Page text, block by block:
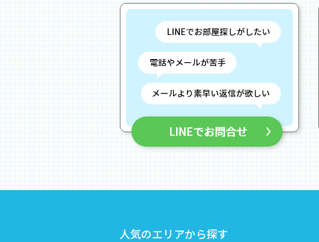
人気のエリアから探す